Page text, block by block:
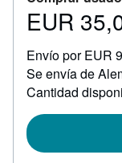
Precio
35,00
EUR
Envío por EUR
Se envía de
Cantidad